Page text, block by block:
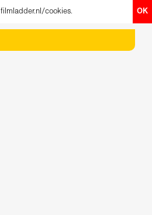
OK
filmladder.nl/cookies.